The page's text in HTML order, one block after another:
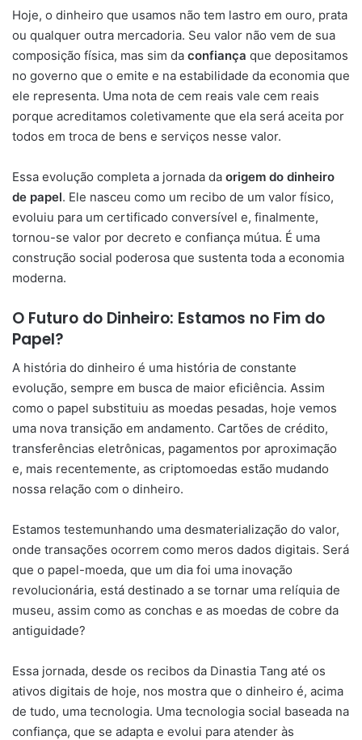
Hoje, o dinheiro que usamos não tem lastro em ouro, prata
ou qualquer outra mercadoria. Seu valor não vem de sua
composição física, mas sim da confiança que depositamos
no governo que o emite e na estabilidade da economia que
ele representa. Uma nota de cem reais vale cem reais
porque acreditamos coletivamente que ela será aceita por
todos em troca de bens e serviços nesse valor.
Essa evolução completa a jornada da origem do dinheiro
de papel. Ele nasceu como um recibo de um valor físico,
evoluiu para um certificado conversível e, finalmente,
tornou-se valor por decreto e confiança mútua. É uma
construção social poderosa que sustenta toda a economia
moderna.
O Futuro do Dinheiro: Estamos no Fim do
Papel?
A história do dinheiro é uma história de constante
evolução, sempre em busca de maior eficiência. Assim
como o papel substituiu as moedas pesadas, hoje vemos
uma nova transição em andamento. Cartões de crédito,
transferências eletrônicas, pagamentos por aproximação
e, mais recentemente, as criptomoedas estão mudando
nossa relação com o dinheiro.
Estamos testemunhando uma desmaterialização do valor,
onde transações ocorrem como meros dados digitais. Será
que o papel-moeda, que um dia foi uma inovação
revolucionária, está destinado a se tornar uma relíquia de
museu, assim como as conchas e as moedas de cobre da
antiguidade?
Essa jornada, desde os recibos da Dinastia Tang até os
ativos digitais de hoje, nos mostra que o dinheiro é, acima
de tudo, uma tecnologia. Uma tecnologia social baseada na
confiança, que se adapta e evolui para atender às